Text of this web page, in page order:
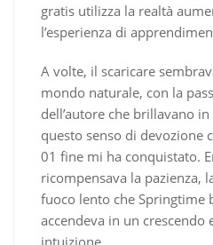
gratis utilizza la realtà
l’esperienza di
A volte, il scaricare
mondo naturale, con la
dell’autore che brillavano
questo senso di devozione
01 fine mi ha conquistato.
ricompensava la pazienza,
fuoco lento che Springtime
accendeva in un crescendo
intuizione.